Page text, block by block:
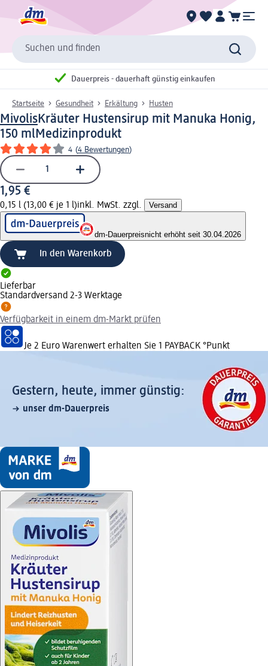
Suchen und finden
Dauerpreis - dauerhaft günstig einkaufen
Startseite Gesundheit Erkältung Husten
MivolisKräuter Hustensirup mit Manuka Honig,
150 mlMedizinprodukt
4 (4 Bewertungen)
1,95 €
0,15 l (13,00 € je 1 l)inkl. MwSt. zzgl. Versand
dm-Dauerpreisnicht erhöht seit 30.04.2026
In den Warenkorb
Lieferbar
Standardversand 2-3 Werktage
Verfügbarkeit in einem dm-Markt prüfen
Je 2 Euro Warenwert erhalten Sie 1 PAYBACK °Punkt
Gestern, heute, immer günstig:
unser dm-Dauerpreis